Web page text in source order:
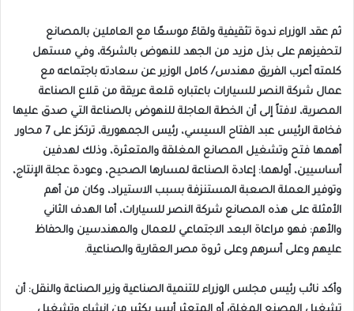
ثم عقد الوزراء ندوة تثقيفية ولقاءً موسعًا مع العاملين بالمصانع
لتحفيزهم على بذل مزيد من الجهد للنهوض بالشركة، وفي مستهل
كلمته أعرب الفريق مهندس/ كامل الوزير عن سعادته باجتماعه مع
عمال شركة النصر للسيارات باعتباره قلعة عريقة من قلاع الصناعة
المصرية، لافتاً إلى أن الخطة العاجلة للنهوض بالصناعة التي صدق عليها
فخامة الرئيس عبد الفتاح السيسي، رئيس الجمهورية، ترتكز على 7 محاور
أهمها فتح وتشغيل المصانع المغلقة والمتعثرة، وذلك لهدفين
أساسيين، أولهما: إعادة الصناعة لمسارها الصحيح، وعودة عجلة الإنتاج،
وتوفير العملة الصعبة المستنزفة بسبب الاستيراد، وكان من أهم
الأمثلة على هذه المصانع شركة النصر للسيارات، أما الهدف الثاني
والأهم: فهو مراعاة البعد الاجتماعي للعمال والمهندسين والحفاظ
عليهم وعلى أسرهم وعلى ثروة مصر العقارية والصناعية.
وأكد نائب رئيس مجلس الوزراء للتنمية الصناعية وزير الصناعة والنقل: أن